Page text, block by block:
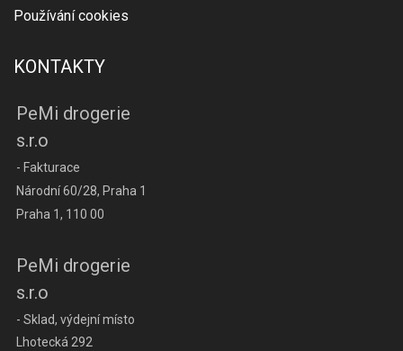
Používání cookies
KONTAKTY
PeMi drogerie
s.r.o
- Fakturace
Národní 60/28, Praha 1
Praha 1, 110 00
PeMi drogerie
s.r.o
- Sklad, výdejní místo
Lhotecká 292